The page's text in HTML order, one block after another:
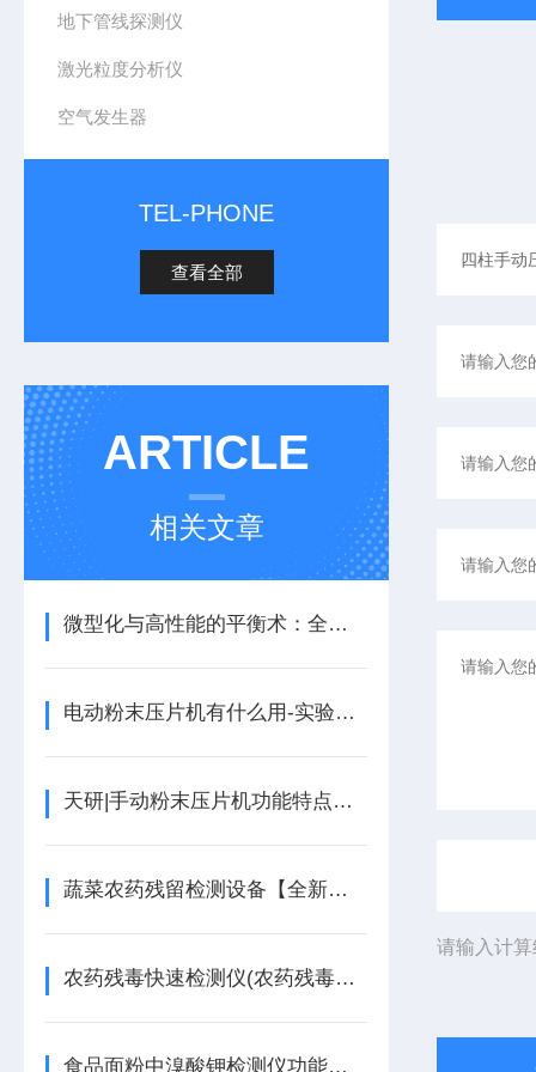
地下管线探测仪
激光粒度分析仪
空气发生器
TEL-PHONE
查看全部
ARTICLE
相关文章
微型化与高性能的平衡术：全自动粉末压片机如何重新定义粉体成型标准
电动粉末压片机有什么用-实验室与工业生产的得力助手
天研|手动粉末压片机功能特点解析
蔬菜农药残留检测设备【全新配置】蔬菜农药残留检测设备
农药残毒快速检测仪(农药残毒检测仪器)
食品面粉中溴酸钾检测仪功能特点【高精度检测】食品面粉中溴酸钾检测仪
请输入计